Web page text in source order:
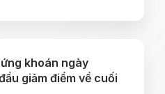
khoán ngày
giảm điểm về cuối